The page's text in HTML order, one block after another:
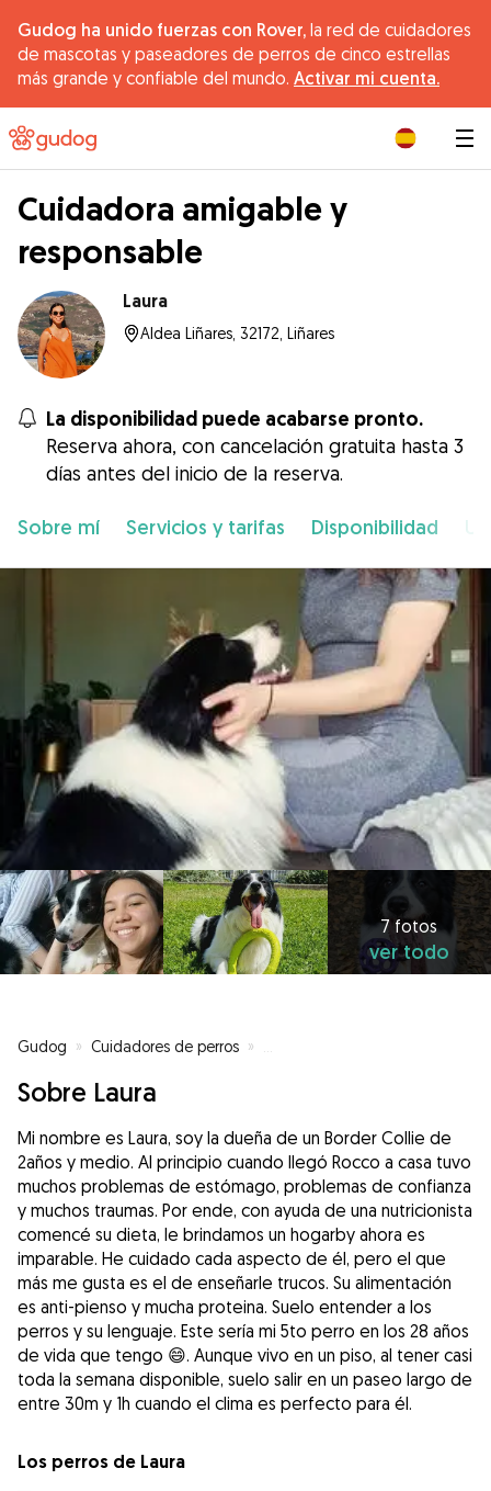
Gudog ha unido fuerzas con Rover, la red de cuidadores
de mascotas y paseadores de perros de cinco estrellas
más grande y confiable del mundo. Activar mi cuenta.
Cuidadora amigable y
responsable
Laura
Aldea Liñares, 32172, Liñares
La disponibilidad puede acabarse pronto.
Reserva ahora, con cancelación gratuita hasta 3
días antes del inicio de la reserva.
Sobre mí Servicios y tarifas Disponibilidad
7 fotos
ver todo
Gudog » Cuidadores de perros »
Sobre Laura
Mi nombre es Laura, soy la dueña de un Border Collie de
2años y medio. Al principio cuando llegó Rocco a casa tuvo
muchos problemas de estómago, problemas de confianza
y muchos traumas. Por ende, con ayuda de una nutricionista
comencé su dieta, le brindamos un hogarby ahora es
imparable. He cuidado cada aspecto de él, pero el que
más me gusta es el de enseñarle trucos. Su alimentación
es anti-pienso y mucha proteina. Suelo entender a los
perros y su lenguaje. Este sería mi 5to perro en los 28 años
de vida que tengo 😄. Aunque vivo en un piso, al tener casi
toda la semana disponible, suelo salir en un paseo largo de
entre 30m y 1h cuando el clima es perfecto para él.
Los perros de Laura